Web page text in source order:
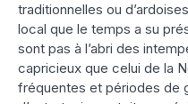
traditionnelles ou
local que le temps a su
sont pas à l’abri des
capricieux que celui de la
fréquentes et périodes de